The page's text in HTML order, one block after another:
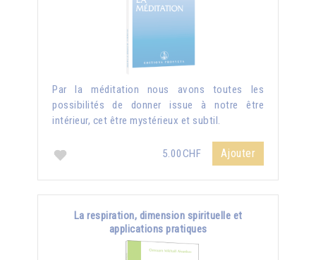
Par la méditation nous avons toutes les
possibilités de donner issue à notre être
intérieur, cet être mystérieux et subtil.
5.00CHF Ajouter
La respiration, dimension spirituelle et
applications pratiques